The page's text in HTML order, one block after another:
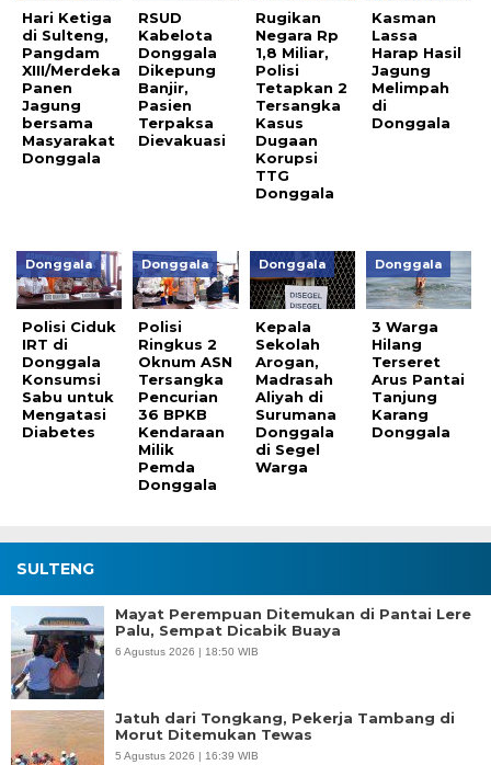
Hari Ketiga
di Sulteng,
Pangdam
XIII/Merdeka
Panen
Jagung
bersama
Masyarakat
Donggala
RSUD
Kabelota
Donggala
Dikepung
Banjir,
Pasien
Terpaksa
Dievakuasi
Rugikan
Negara Rp
1,8 Miliar,
Polisi
Tetapkan 2
Tersangka
Kasus
Dugaan
Korupsi
TTG
Donggala
Kasman
Lassa
Harap Hasil
Jagung
Melimpah
di
Donggala
Donggala
Polisi Ciduk
IRT di
Donggala
Konsumsi
Sabu untuk
Mengatasi
Diabetes
Donggala
Polisi
Ringkus 2
Oknum ASN
Tersangka
Pencurian
36 BPKB
Kendaraan
Milik
Pemda
Donggala
Donggala
Kepala
Sekolah
Arogan,
Madrasah
Aliyah di
Surumana
Donggala
di Segel
Warga
Donggala
3 Warga
Hilang
Terseret
Arus Pantai
Tanjung
Karang
Donggala
SULTENG
Mayat Perempuan Ditemukan di Pantai Lere
Palu, Sempat Dicabik Buaya
6 Agustus 2026 | 18:50 WIB
Jatuh dari Tongkang, Pekerja Tambang di
Morut Ditemukan Tewas
5 Agustus 2026 | 16:39 WIB